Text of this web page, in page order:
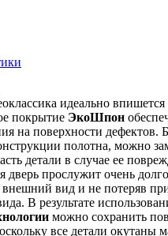
идеально
покрытие ЭкоШпон
на поверхности дефектов.
полотна, можно
детали в случае ее
дверь прослужит очень
вид и не потеряв
В результате
можно сохранить
все детали окутаны